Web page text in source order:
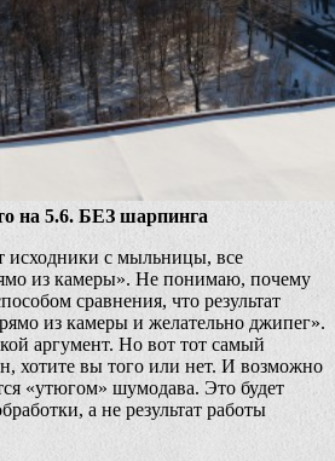
на 5.6. БЕЗ шарпинга
исходники с мыльницы, все
из камеры». Не понимаю, почему
сравнения, что результат
из камеры и желательно джипег».
аргумент. Но вот тот самый
хотите вы того или нет. И возможно
«утюгом» шумодава. Это будет
а не результат работы